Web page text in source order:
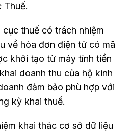
Thuế.
thuế có trách nhiệm
về hóa đơn điện tử có mã
khởi tạo từ máy tính tiền
doanh thu của hộ kinh
đảm bảo phù hợp với
kỳ khai thuế.
khai thác cơ sở dữ liệu